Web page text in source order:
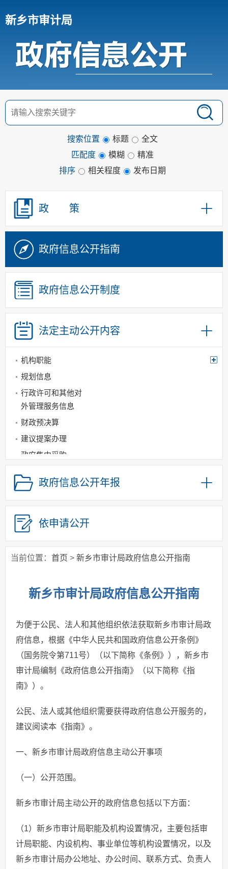
新乡市审计局
搜索位置 标题
全文
匹配度
模糊
精准
排序
相关程度 发布日期
政 策
政府信息公开指南
政府信息公开制度
法定主动公开内容
机构职能
规划信息
行政许可和其他对
外管理服务信息
财政预决算
建议提案办理
政府集中采购
政策解读政府信息公开年报
依申请公开
当前位置： 首页 > 新乡市审计局政府信息公开指南
新乡市审计局政府信息公开指南
为便于公民、法人和其他组织依法获取新乡市审计局政
府信息，根据《中华人民共和国政府信息公开条例》
（国务院令第711号）（以下简称《条例》），新乡市
审计局编制《政府信息公开指南》（以下简称《指
南》）。
公民、法人或其他组织需要获得政府信息公开服务的，
建议阅读本《指南》。
一、新乡市审计局政府信息主动公开事项
（一）公开范围。
新乡市审计局主动公开的政府信息包括以下方面：
（1）新乡市审计局职能及机构设置情况，主要包括审
计局职能、内设机构、事业单位等机构设置情况，以及
新乡市审计局办公地址、办公时间、联系方式、负责人